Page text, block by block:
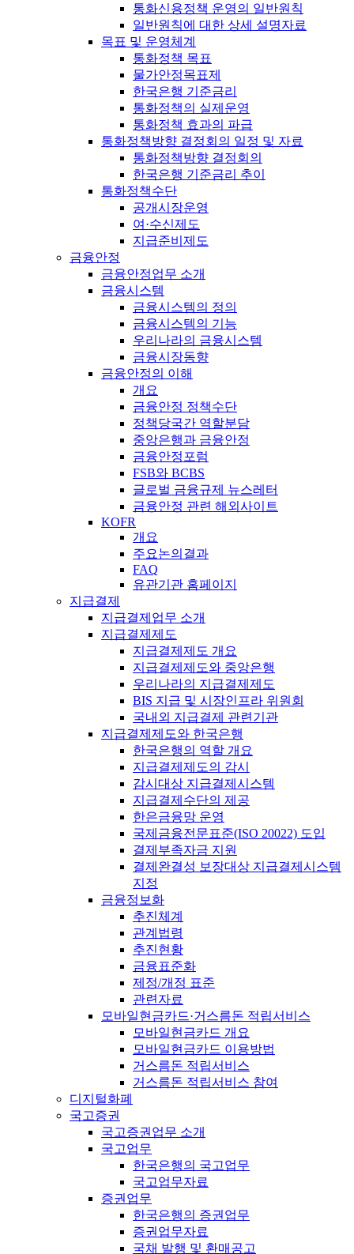
통화신용정책 운영의 일반원칙
일반원칙에 대한 상세 설명자료
목표 및 운영체계
통화정책 목표
물가안정목표제
한국은행 기준금리
통화정책의 실제운영
통화정책 효과의 파급
통화정책방향 결정회의 일정 및 자료
통화정책방향 결정회의
한국은행 기준금리 추이
통화정책수단
공개시장운영
여·수신제도
지급준비제도
금융안정
금융안정업무 소개
금융시스템
금융시스템의 정의
금융시스템의 기능
우리나라의 금융시스템
금융시장동향
금융안정의 이해
개요
금융안정 정책수단
정책당국간 역할분담
중앙은행과 금융안정
금융안정포럼
FSB와 BCBS
글로벌 금융규제 뉴스레터
금융안정 관련 해외사이트
KOFR
개요
주요논의결과
FAQ
유관기관 홈페이지
지급결제
지급결제업무 소개
지급결제제도
지급결제제도 개요
지급결제제도와 중앙은행
우리나라의 지급결제제도
BIS 지급 및 시장인프라 위원회
국내외 지급결제 관련기관
지급결제제도와 한국은행
한국은행의 역할 개요
지급결제제도의 감시
감시대상 지급결제시스템
지급결제수단의 제공
한은금융망 운영
국제금융전문표준(ISO 20022) 도입
결제부족자금 지원
결제완결성 보장대상 지급결제시스템
지정
금융정보화
추진체계
관계법령
추진현황
금융표준화
제정/개정 표준
관련자료
모바일현금카드·거스름돈 적립서비스
모바일현금카드 개요
모바일현금카드 이용방법
거스름돈 적립서비스
거스름돈 적립서비스 참여
디지털화폐
국고증권
국고증권업무 소개
국고업무
한국은행의 국고업무
국고업무자료
증권업무
한국은행의 증권업무
증권업무자료
국채 발행 및 환매공고